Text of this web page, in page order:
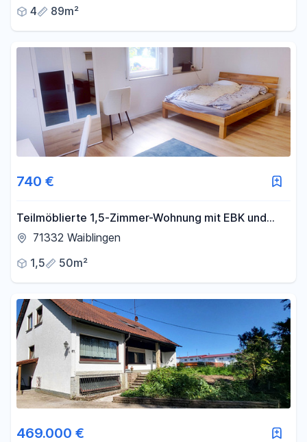
4
89m²
740 €
Teilmöblierte 1,5-Zimmer-Wohnung mit EBK und
PKW-Stellplatz in Waiblingen ab sofort frei!
71332 Waiblingen
1,5
50m²
469.000 €